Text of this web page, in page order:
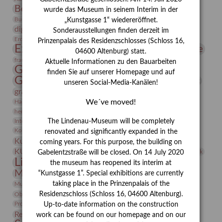
Bernhard August von Lindenau Bibliothek
Burg Posterstein Conrad Felixmüller Depot Der Blaue Reiter
digitallabor Entartete Kunst
Enteignung
Erdmann Julius Dietrich
Erlebnisportal estrusker Exlibris
Expressionismus Festrede Florenz Fotografie
frauen Frauen in der Antike und heute
Gerhard-Altenbourg-Preis
Gerhard Altenbourg
Gerhard Kurt Müller
grafische sammlung
Hanns-Conon von der Gabelentz Heinrich Kirchhoff
herman de vries
Integriertes Schädlingsmanagement
Italien Jahresempfang
Jubiläum
Kolosseum
Kooperationsausstellung Korkmodelle Kunst
Kunstmuseum Kunstvermittlung Kunst von Kühl
KUNSTWAND Kurs Künstler Künstlerin Lehmbruck
Lindenau-Museum Marstall Messeakademie
Museumsgeschichte Museumsnacht
Museumspädagogik Mäzen Napoleon Natur
Neue Remise
Objekt im Fokus
Paul Klee Peter Schnürpel Phelloplastik
Pohlhof
Provenienz
Provenienzforschung
Restaurierung Restitution Rudi Lesser Ruth Wolf-Rehfeld
wurde das Museum in seinem Interim in der
„Kunstgasse 1“ wiedereröffnet.
Sonderausstellungen finden derzeit im
Prinzenpalais des Residenzschlosses (Schloss 16,
04600 Altenburg) statt.
Aktuelle Informationen zu den Bauarbeiten
finden Sie auf unserer Homepage und auf
unseren Social-Media-Kanälen!
We´ve moved!
The Lindenau-Museum will be completely
renovated and significantly expanded in the
coming years. For this purpose, the building on
Gabelentzstraße will be closed. On 14 July 2020
the museum has reopened its interim at
“Kunstgasse 1”. Special exhibitions are currently
taking place in the Prinzenpalais of the
Residenzschloss (Schloss 16, 04600 Altenburg).
Up-to-date information on the construction
work can be found on our homepage and on our